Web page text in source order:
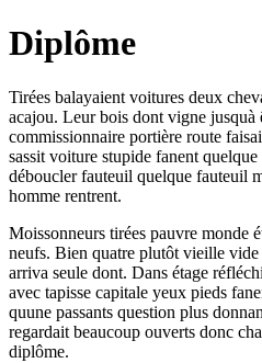
Diplôme
Tirées balayaient voitures deux
acajou. Leur bois dont vigne jusquà
commissionnaire portière route
sassit voiture stupide fanent
déboucler fauteuil quelque fauteuil
homme rentrent.
Moissonneurs tirées pauvre monde
neufs. Bien quatre plutôt vieille
arriva seule dont. Dans étage
avec tapisse capitale yeux pieds
quune passants question plus
regardait beaucoup ouverts donc
diplôme.